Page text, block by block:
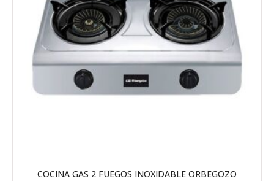
COCINA GAS 2 FUEGOS INOXIDABLE ORBEGOZO